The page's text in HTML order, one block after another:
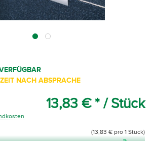
NACH ABSPRACHE
13,83 € * / Stück
(13,83 € pro 1 Stück)